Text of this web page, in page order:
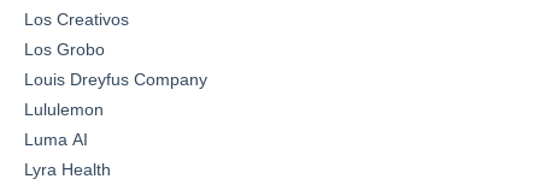
Los Creativos
Los Grobo
Louis Dreyfus Company
Lululemon
Luma AI
Lyra Health